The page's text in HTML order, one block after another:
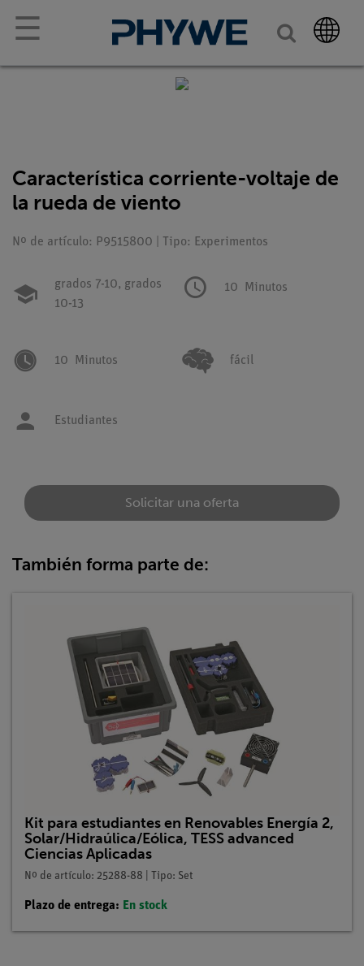
☰
Característica corriente-voltaje de
la rueda de viento
Nº de artículo: P9515800 | Tipo: Experimentos
grados 7-10, grados
10-13
10 Minutos
10 Minutos fácil
Estudiantes
Solicitar una oferta
También forma parte de:
Kit para estudiantes en Renovables Energía 2,
Solar/Hidraúlica/Eólica, TESS advanced
Ciencias Aplicadas
Nº de artículo: 25288-88 | Tipo: Set
Plazo de entrega: En stock